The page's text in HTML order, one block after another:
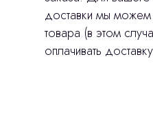
доставки мы можем
товара (в этом
оплачивать